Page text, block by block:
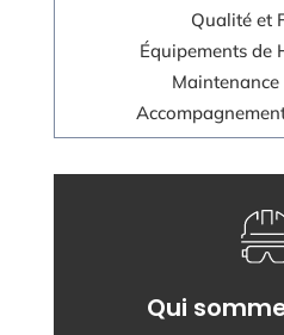
Qualité et
Équipements de
Qui